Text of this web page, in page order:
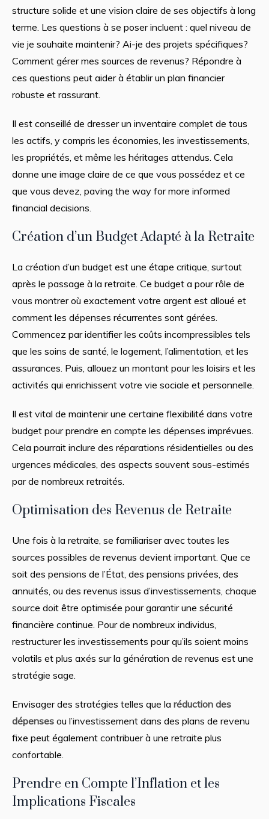
structure solide et une vision claire de ses objectifs à long
terme. Les questions à se poser incluent : quel niveau de
vie je souhaite maintenir? Ai-je des projets spécifiques?
Comment gérer mes sources de revenus? Répondre à
ces questions peut aider à établir un plan financier
robuste et rassurant.
Il est conseillé de dresser un inventaire complet de tous
les actifs, y compris les économies, les investissements,
les propriétés, et même les héritages attendus. Cela
donne une image claire de ce que vous possédez et ce
que vous devez, paving the way for more informed
financial decisions.
Création d’un Budget Adapté à la Retraite
La création d’un budget est une étape critique, surtout
après le passage à la retraite. Ce budget a pour rôle de
vous montrer où exactement votre argent est alloué et
comment les dépenses récurrentes sont gérées.
Commencez par identifier les coûts incompressibles tels
que les soins de santé, le logement, l’alimentation, et les
assurances. Puis, allouez un montant pour les loisirs et les
activités qui enrichissent votre vie sociale et personnelle.
Il est vital de maintenir une certaine flexibilité dans votre
budget pour prendre en compte les dépenses imprévues.
Cela pourrait inclure des réparations résidentielles ou des
urgences médicales, des aspects souvent sous-estimés
par de nombreux retraités.
Optimisation des Revenus de Retraite
Une fois à la retraite, se familiariser avec toutes les
sources possibles de revenus devient important. Que ce
soit des pensions de l’État, des pensions privées, des
annuités, ou des revenus issus d’investissements, chaque
source doit être optimisée pour garantir une sécurité
financière continue. Pour de nombreux individus,
restructurer les investissements pour qu’ils soient moins
volatils et plus axés sur la génération de revenus est une
stratégie sage.
Envisager des stratégies telles que la réduction des
dépenses ou l’investissement dans des plans de revenu
fixe peut également contribuer à une retraite plus
confortable.
Prendre en Compte l’Inflation et les
Implications Fiscales